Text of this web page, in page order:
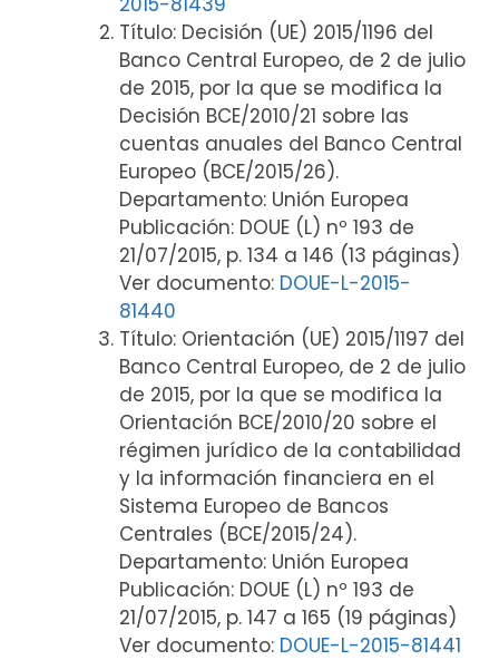
Título: Decisión (UE) 2015/1196 del
Banco Central Europeo, de 2 de julio
de 2015, por la que se modifica la
Decisión BCE/2010/21 sobre las
cuentas anuales del Banco Central
Europeo (BCE/2015/26).
Departamento: Unión Europea
Publicación: DOUE (L) nº 193 de
21/07/2015, p. 134 a 146 (13 páginas)
Ver documento: DOUE-L-2015-
81440
Título: Orientación (UE) 2015/1197 del
Banco Central Europeo, de 2 de julio
de 2015, por la que se modifica la
Orientación BCE/2010/20 sobre el
régimen jurídico de la contabilidad
y la información financiera en el
Sistema Europeo de Bancos
Centrales (BCE/2015/24).
Departamento: Unión Europea
Publicación: DOUE (L) nº 193 de
21/07/2015, p. 147 a 165 (19 páginas)
Ver documento: DOUE-L-2015-81441